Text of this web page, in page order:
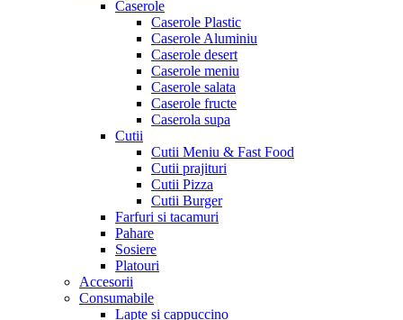
Caserole
Caserole Plastic
Caserole Aluminiu
Caserole desert
Caserole meniu
Caserole salata
Caserole fructe
Caserola supa
Cutii
Cutii Meniu & Fast Food
Cutii prajituri
Cutii Pizza
Cutii Burger
Farfuri si tacamuri
Pahare
Sosiere
Platouri
Accesorii
Consumabile
Lapte si cappuccino